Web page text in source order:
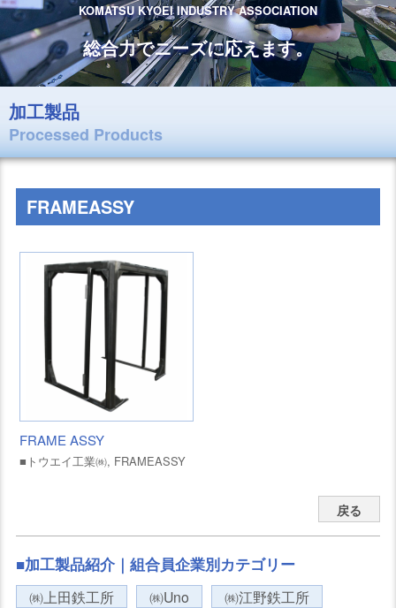
KOMATSU KYOEI INDUSTRY ASSOCIATION
総合力でニーズに応えます。
加工製品
Processed Products
FRAMEASSY
FRAME ASSY
■トウエイ工業㈱, FRAMEASSY
戻る
■加工製品紹介｜組合員企業別カテゴリー
㈱上田鉄工所 ㈱Uno
㈱江野鉄工所